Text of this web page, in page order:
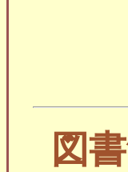
図